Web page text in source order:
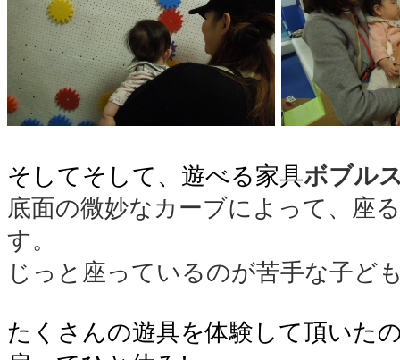
そしてそして、遊べる家具ボブル
底面の微妙なカーブによって、座
す。
じっと座っているのが苦手な子ど
たくさんの遊具を体験して頂いた